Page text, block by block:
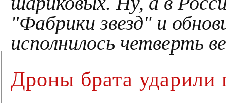
"Фабрики звезд" и
исполнилось четверть
Дроны брата ударили